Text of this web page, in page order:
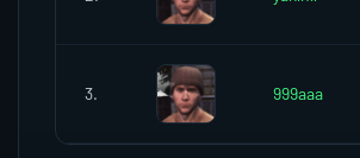
3. 999aaa